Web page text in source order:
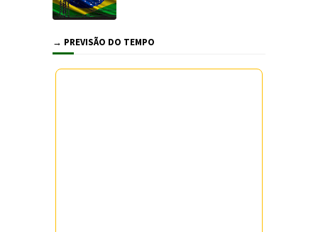
→ PREVISÃO DO TEMPO